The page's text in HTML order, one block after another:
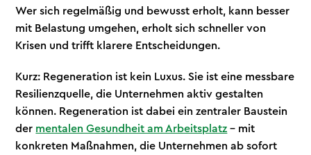
Wer sich regelmäßig und bewusst erholt, kann besser
mit Belastung umgehen, erholt sich schneller von
Krisen und trifft klarere Entscheidungen.
Kurz: Regeneration ist kein Luxus. Sie ist eine messbare
Resilienzquelle, die Unternehmen aktiv gestalten
können. Regeneration ist dabei ein zentraler Baustein
der mentalen Gesundheit am Arbeitsplatz – mit
konkreten Maßnahmen, die Unternehmen ab sofort